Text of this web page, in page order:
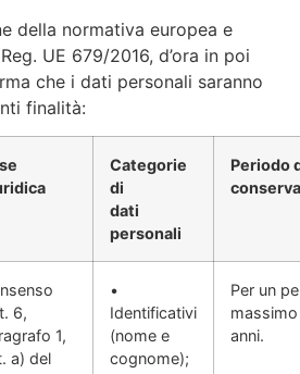
della normativa europea e
UE 679/2016, d’ora in poi
che i dati personali saranno
finalità:
Categorie
di
dati
personali
Periodo
6,
1,
a) del
•
Identificativi
(nome e
cognome);
Per un
anni.